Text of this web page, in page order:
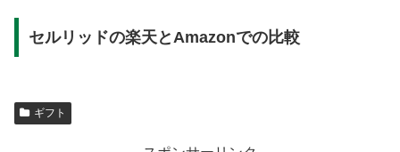
セルリッドの楽天とAmazonでの比較
ギフト